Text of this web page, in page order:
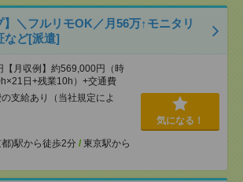
】＼フルリモOK／月56万↑モニタリ
など[派遣]
【月収例】約569,000円（時
日+残業10h）+交通費
支給あり（当社規定によ
)駅から徒歩2分 / 東京駅から
気になる！